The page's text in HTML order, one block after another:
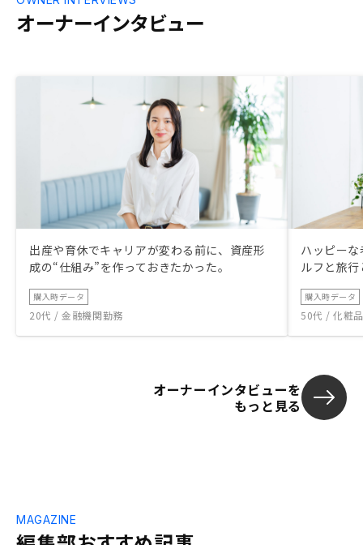
きるので、せ
に置いておく
い、と今では
いと思います
ったら、売却
毎月確実に資
資産を産む良
に住んでいな
業担当さんが
地理や環境な
た。物件見ず
たが、ネット
てきた世の中
GAさんをパー
としては、長
される不動産
投資なので、
30年後どう
オーナーインタビュー
出産や育休でキャリアが変わる前に、資産形
成の“仕組み”を作っておきたかった。
購入時データ
20代 / 金融機関勤務
ハッピー
ルフと旅
購入時データ
50代 / 化粧
オーナーインタビューを
もっと見る
MAGAZINE